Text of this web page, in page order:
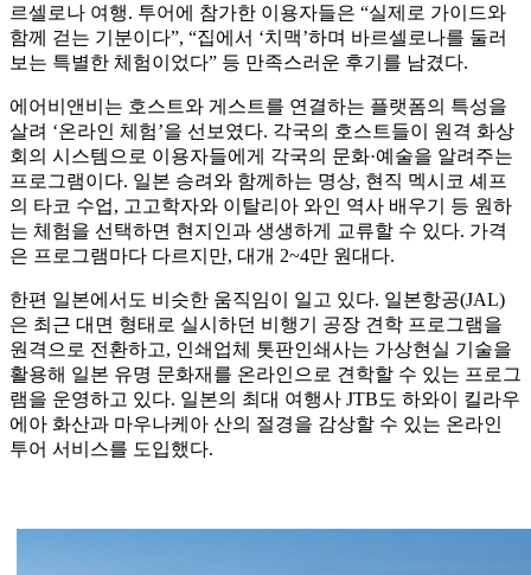
르셀로나 여행. 투어에 참가한 이용자들은 “실제로 가이드와
함께 걷는 기분이다”, “집에서 ‘치맥’하며 바르셀로나를 둘러
보는 특별한 체험이었다” 등 만족스러운 후기를 남겼다.
에어비앤비는 호스트와 게스트를 연결하는 플랫폼의 특성을
살려 ‘온라인 체험’을 선보였다. 각국의 호스트들이 원격 화상
회의 시스템으로 이용자들에게 각국의 문화·예술을 알려주는
프로그램이다. 일본 승려와 함께하는 명상, 현직 멕시코 셰프
의 타코 수업, 고고학자와 이탈리아 와인 역사 배우기 등 원하
는 체험을 선택하면 현지인과 생생하게 교류할 수 있다. 가격
은 프로그램마다 다르지만, 대개 2~4만 원대다.
한편 일본에서도 비슷한 움직임이 일고 있다. 일본항공(JAL)
은 최근 대면 형태로 실시하던 비행기 공장 견학 프로그램을
원격으로 전환하고, 인쇄업체 톳판인쇄사는 가상현실 기술을
활용해 일본 유명 문화재를 온라인으로 견학할 수 있는 프로그
램을 운영하고 있다. 일본의 최대 여행사 JTB도 하와이 킬라우
에아 화산과 마우나케아 산의 절경을 감상할 수 있는 온라인
투어 서비스를 도입했다.